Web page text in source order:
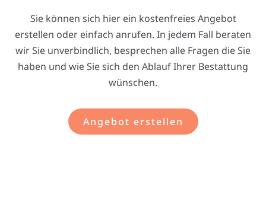
Sie können sich hier ein kostenfreies Angebot
erstellen oder einfach anrufen. In jedem Fall beraten
wir Sie unverbindlich, besprechen alle Fragen die Sie
haben und wie Sie sich den Ablauf Ihrer Bestattung
wünschen.
Angebot erstellen